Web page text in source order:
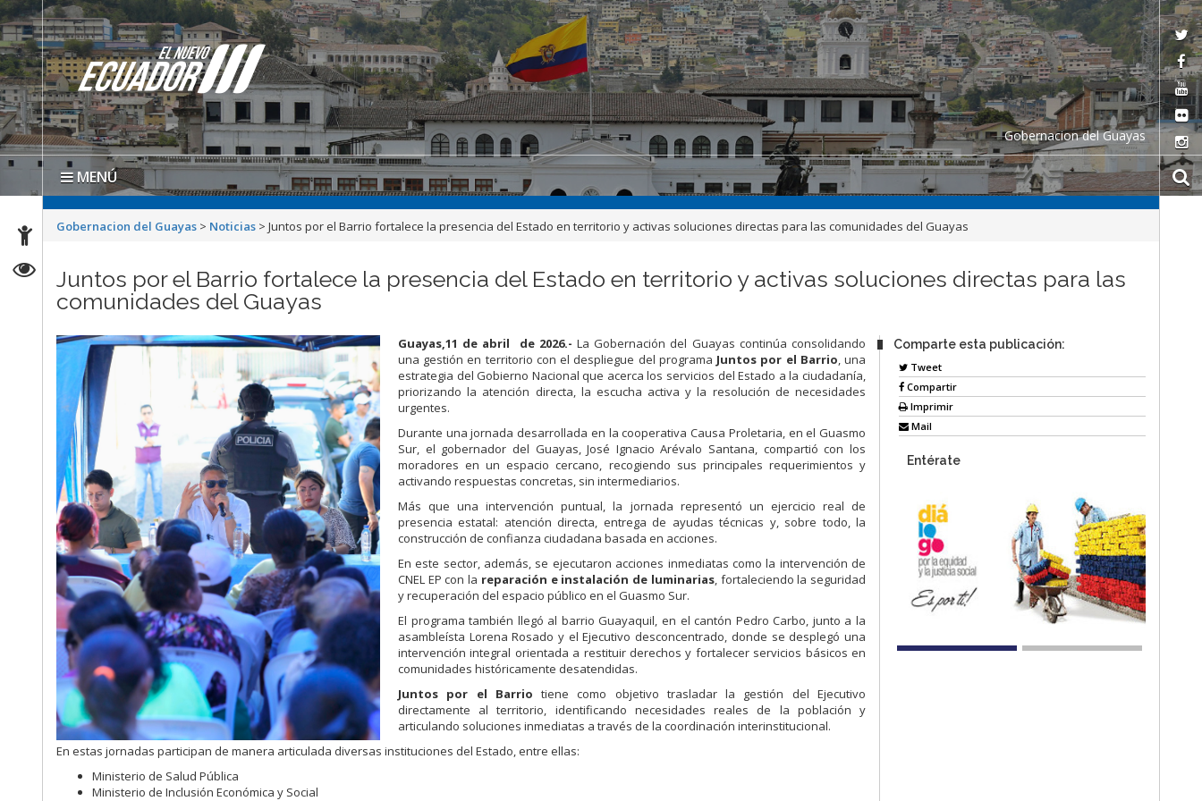
Gobernacion del Guayas
MENÚ
Gobernacion del Guayas > Noticias >Juntos por el Barrio fortalece la presencia del Estado en territorio y activas soluciones directas para las comunidades del Guayas
Juntos por el Barrio fortalece la presencia del Estado en territorio y activas soluciones directas para las
comunidades del Guayas
Guayas,11 de abril de 2026.- La Gobernación del Guayas continúa consolidando
una gestión en territorio con el despliegue del programa Juntos por el Barrio, una
estrategia del Gobierno Nacional que acerca los servicios del Estado a la ciudadanía,
priorizando la atención directa, la escucha activa y la resolución de necesidades
urgentes.
Durante una jornada desarrollada en la cooperativa Causa Proletaria, en el Guasmo
Sur, el gobernador del Guayas, José Ignacio Arévalo Santana, compartió con los
moradores en un espacio cercano, recogiendo sus principales requerimientos y
activando respuestas concretas, sin intermediarios.
Más que una intervención puntual, la jornada representó un ejercicio real de
presencia estatal: atención directa, entrega de ayudas técnicas y, sobre todo, la
construcción de confianza ciudadana basada en acciones.
En este sector, además, se ejecutaron acciones inmediatas como la intervención de
CNEL EP con la reparación e instalación de luminarias, fortaleciendo la seguridad
y recuperación del espacio público en el Guasmo Sur.
El programa también llegó al barrio Guayaquil, en el cantón Pedro Carbo, junto a la
asambleísta Lorena Rosado y el Ejecutivo desconcentrado, donde se desplegó una
intervención integral orientada a restituir derechos y fortalecer servicios básicos en
comunidades históricamente desatendidas.
Juntos por el Barrio tiene como objetivo trasladar la gestión del Ejecutivo
directamente al territorio, identificando necesidades reales de la población y
articulando soluciones inmediatas a través de la coordinación interinstitucional.
En estas jornadas participan de manera articulada diversas instituciones del Estado, entre ellas:
Ministerio de Salud Pública
Ministerio de Inclusión Económica y Social
Comparte esta publicación:
Tweet
Compartir
Imprimir
Mail
Entérate